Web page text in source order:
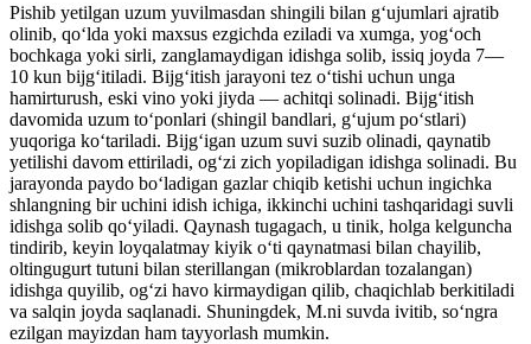
Pishib yetilgan uzum yuvilmasdan shingili bilan gʻujumlari ajratib
olinib, qoʻlda yoki maxsus ezgichda eziladi va xumga, yogʻoch
bochkaga yoki sirli, zanglamaydigan idishga solib, issiq joyda 7—
10 kun bijgʻitiladi. Bijgʻitish jarayoni tez oʻtishi uchun unga
hamirturush, eski vino yoki jiyda — achitqi solinadi. Bijgʻitish
davomida uzum toʻponlari (shingil bandlari, gʻujum poʻstlari)
yuqoriga koʻtariladi. Bijgʻigan uzum suvi suzib olinadi, qaynatib
yetilishi davom ettiriladi, ogʻzi zich yopiladigan idishga solinadi. Bu
jarayonda paydo boʻladigan gazlar chiqib ketishi uchun ingichka
shlangning bir uchini idish ichiga, ikkinchi uchini tashqaridagi suvli
idishga solib qoʻyiladi. Qaynash tugagach, u tinik, holga kelguncha
tindirib, keyin loyqalatmay kiyik oʻti qaynatmasi bilan chayilib,
oltingugurt tutuni bilan sterillangan (mikroblardan tozalangan)
idishga quyilib, ogʻzi havo kirmaydigan qilib, chaqichlab berkitiladi
va salqin joyda saqlanadi. Shuningdek, M.ni suvda ivitib, soʻngra
ezilgan mayizdan ham tayyorlash mumkin.